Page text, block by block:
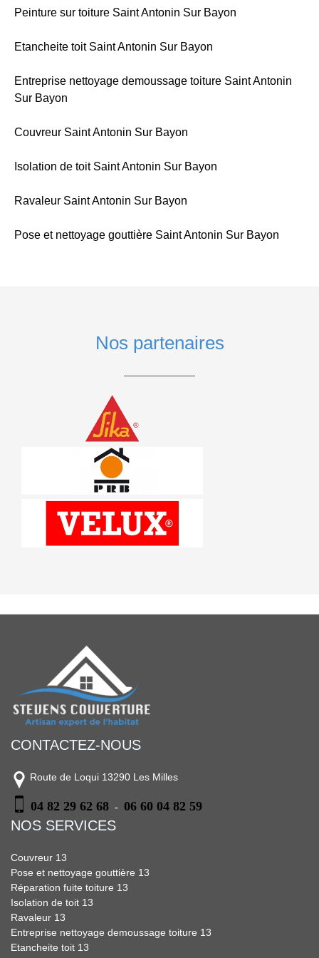
Peinture sur toiture Saint Antonin Sur Bayon
Etancheite toit Saint Antonin Sur Bayon
Entreprise nettoyage demoussage toiture Saint Antonin
Sur Bayon
Couvreur Saint Antonin Sur Bayon
Isolation de toit Saint Antonin Sur Bayon
Ravaleur Saint Antonin Sur Bayon
Pose et nettoyage gouttière Saint Antonin Sur Bayon
Nos partenaires
CONTACTEZ-NOUS
Route de Loqui 13290 Les Milles
04 82 29 62 68 - 06 60 04 82 59
NOS SERVICES
Couvreur 13
Pose et nettoyage gouttière 13
Réparation fuite toiture 13
Isolation de toit 13
Ravaleur 13
Entreprise nettoyage demoussage toiture 13
Etancheite toit 13